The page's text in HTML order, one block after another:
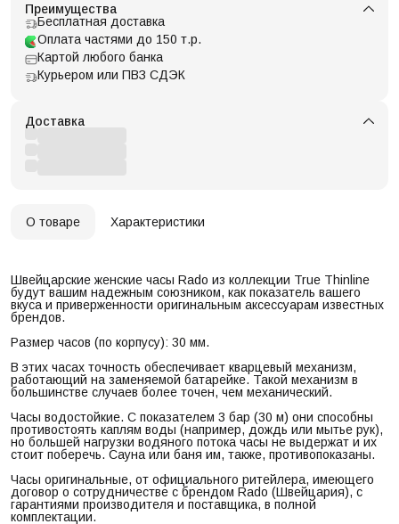
Преимущества
Бесплатная доставка
Оплата частями до 150 т.р.
Картой любого банка
Курьером или ПВЗ СДЭК
Доставка
О товаре Характеристики
Швейцарские женские часы Rado из коллекции True Thinline
будут вашим надежным союзником, как показатель вашего
вкуса и приверженности оригинальным аксессуарам известных
брендов.
Размер часов (по корпусу): 30 мм.
В этих часах точность обеспечивает кварцевый механизм,
работающий на заменяемой батарейке. Такой механизм в
большинстве случаев более точен, чем механический.
Часы водостойкие. С показателем 3 бар (30 м) они способны
противостоять каплям воды (например, дождь или мытье рук),
но большей нагрузки водяного потока часы не выдержат и их
стоит поберечь. Сауна или баня им, также, противопоказаны.
Часы оригинальные, от официального ритейлера, имеющего
договор о сотрудничестве с брендом Rado (Швейцария), с
гарантиями производителя и поставщика, в полной
комплектации.